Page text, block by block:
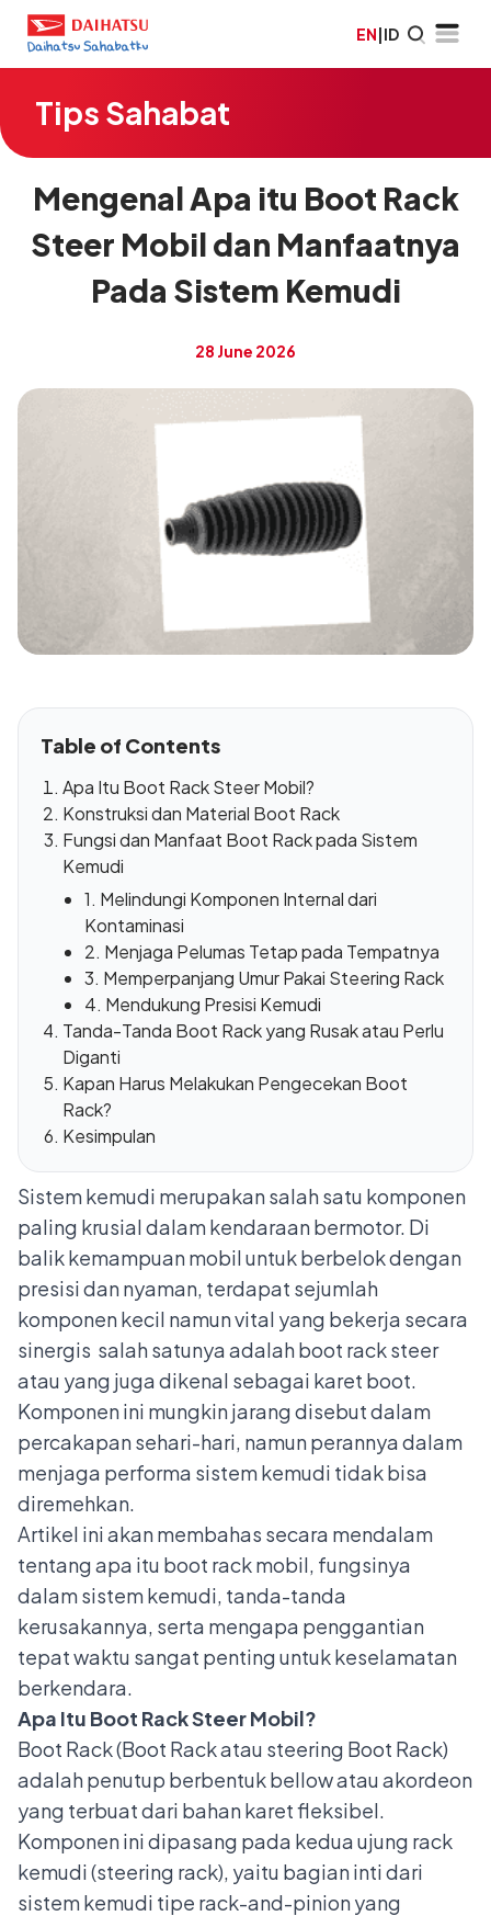
EN|ID
Tips Sahabat
Mengenal Apa itu Boot Rack
Steer Mobil dan Manfaatnya
Pada Sistem Kemudi
28 June 2026
Table of Contents
Apa Itu Boot Rack Steer Mobil?
Konstruksi dan Material Boot Rack
Fungsi dan Manfaat Boot Rack pada Sistem
Kemudi
1. Melindungi Komponen Internal dari
Kontaminasi
2. Menjaga Pelumas Tetap pada Tempatnya
3. Memperpanjang Umur Pakai Steering Rack
4. Mendukung Presisi Kemudi
Tanda-Tanda Boot Rack yang Rusak atau Perlu
Diganti
Kapan Harus Melakukan Pengecekan Boot
Rack?
Kesimpulan
Sistem kemudi merupakan salah satu komponen
paling krusial dalam kendaraan bermotor. Di
balik kemampuan mobil untuk berbelok dengan
presisi dan nyaman, terdapat sejumlah
komponen kecil namun vital yang bekerja secara
sinergis salah satunya adalah boot rack steer
atau yang juga dikenal sebagai karet boot.
Komponen ini mungkin jarang disebut dalam
percakapan sehari-hari, namun perannya dalam
menjaga performa sistem kemudi tidak bisa
diremehkan.
Artikel ini akan membahas secara mendalam
tentang apa itu boot rack mobil, fungsinya
dalam sistem kemudi, tanda-tanda
kerusakannya, serta mengapa penggantian
tepat waktu sangat penting untuk keselamatan
berkendara.
Apa Itu Boot Rack Steer Mobil?
Boot Rack (Boot Rack atau steering Boot Rack)
adalah penutup berbentuk bellow atau akordeon
yang terbuat dari bahan karet fleksibel.
Komponen ini dipasang pada kedua ujung rack
kemudi (steering rack), yaitu bagian inti dari
sistem kemudi tipe rack-and-pinion yang